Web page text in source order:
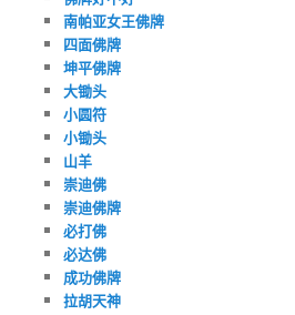
南帕亚女王佛牌
四面佛牌
坤平佛牌
大锄头
小圆符
小锄头
山羊
崇迪佛
崇迪佛牌
必打佛
必达佛
成功佛牌
拉胡天神